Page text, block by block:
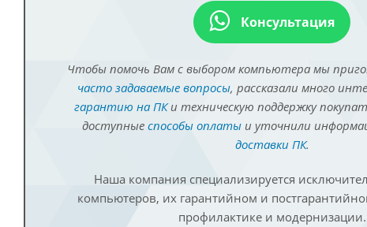
Консультация
Чтобы помочь Вам с выбором компьютера мы
часто задаваемые вопросы, рассказали много
гарантию на ПКи техническую поддержку
доступные способы оплатыи уточнили
доставки ПК.
Наша компания специализируется
компьютеров, их гарантийном и
профилактике и модернизации.